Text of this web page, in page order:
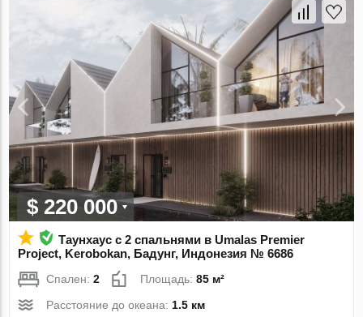
$ 220 000
Таунхаус с 2 спальнями в Umalas Premier
Project, Kerobokan, Бадунг, Индонезия № 6686
Спален:2 Площадь:85 м²
Расстояние до океана: 1.5 км